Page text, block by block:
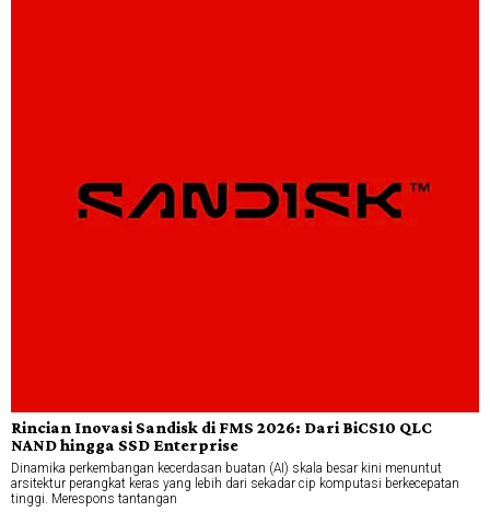
Rincian Inovasi Sandisk di FMS 2026: Dari BiCS10 QLC
NAND hingga SSD Enterprise
Dinamika perkembangan kecerdasan buatan (AI) skala besar kini menuntut
arsitektur perangkat keras yang lebih dari sekadar cip komputasi berkecepatan
tinggi. Merespons tantangan